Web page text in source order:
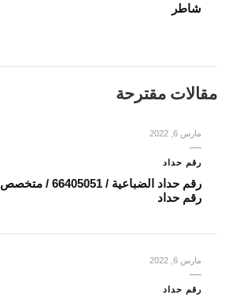
شاطر
مقالات مقترحة
مارس 6, 2022
رقم حداد
رقم حداد الضباعية / 66405051 / متخصص
رقم حداد
مارس 6, 2022
رقم حداد